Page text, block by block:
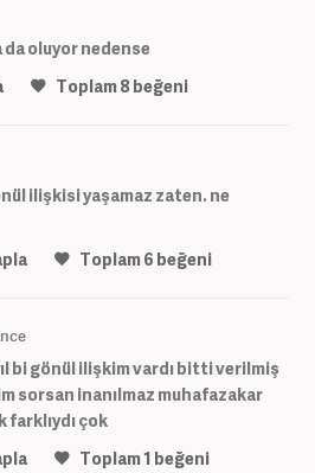
oluyor nedense
Toplam8beğeni
ilişkisi yaşamaz zaten. ne
Toplam6 beğeni
bi gönül ilişkim vardı bitti verilmiş
sorsan inanılmaz muhafazakar
farklıydı çok
Toplam1 beğeni